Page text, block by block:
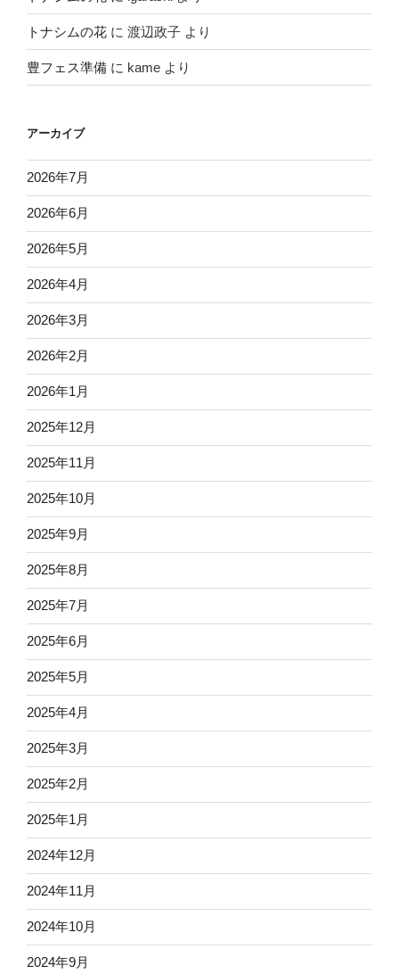
トナシムの花 に 渡辺政子 より
豊フェス準備 に kame より
アーカイブ
2026年7月
2026年6月
2026年5月
2026年4月
2026年3月
2026年2月
2026年1月
2025年12月
2025年11月
2025年10月
2025年9月
2025年8月
2025年7月
2025年6月
2025年5月
2025年4月
2025年3月
2025年2月
2025年1月
2024年12月
2024年11月
2024年10月
2024年9月